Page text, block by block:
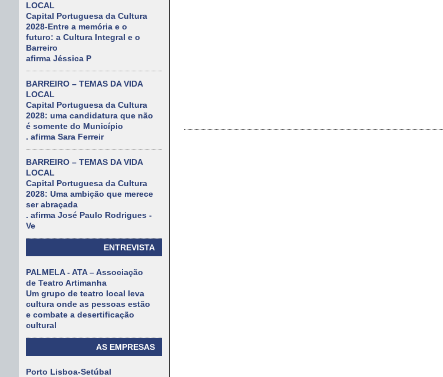
LOCAL
Capital Portuguesa da Cultura
2028-Entre a memória e o
futuro: a Cultura Integral e o
Barreiro
afirma Jéssica P
BARREIRO – TEMAS DA VIDA
LOCAL
Capital Portuguesa da Cultura
2028: uma candidatura que não
é somente do Município
. afirma Sara Ferreir
BARREIRO – TEMAS DA VIDA
LOCAL
Capital Portuguesa da Cultura
2028: Uma ambição que merece
ser abraçada
. afirma José Paulo Rodrigues -
Ve
ENTREVISTA
PALMELA - ATA – Associação
de Teatro Artimanha
Um grupo de teatro local leva
cultura onde as pessoas estão
e combate a desertificação
cultural
AS EMPRESAS
Porto Lisboa-Setúbal